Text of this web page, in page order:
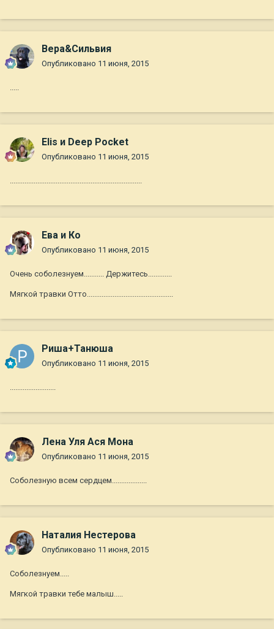
Вера&Сильвия
Опубликовано 11 июня, 2015
.....
Elis и Deep Pocket
Опубликовано 11 июня, 2015
........................................................................
Ева и Ко
Опубликовано 11 июня, 2015
Очень соболезнуем........... Держитесь.............
Мягкой травки Отто...............................................
Риша+Танюша
Опубликовано 11 июня, 2015
.........................
Лена Уля Ася Мона
Опубликовано 11 июня, 2015
Соболезную всем сердцем...................
Наталия Нестерова
Опубликовано 11 июня, 2015
Соболезнуем.....
Мягкой травки тебе малыш.....